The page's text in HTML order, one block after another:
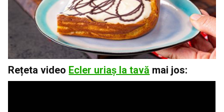
Rețeta video Ecler uriaș la tavă mai jos: